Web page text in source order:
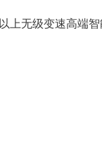
上无级变速高端